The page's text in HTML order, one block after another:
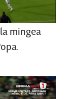
mingea